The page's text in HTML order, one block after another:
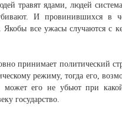
травят ядами, людей
И провинившихся в
все ужасы случаются с
принимает политический
режиму, тогда его,
его не убьют при
государство.